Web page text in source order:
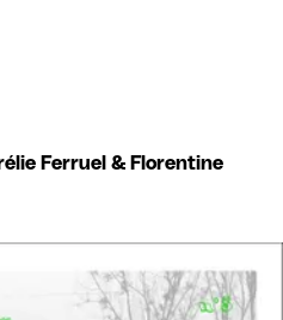
Ferruel & Florentine